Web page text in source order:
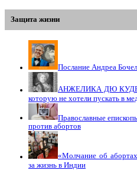
Защита жизни
Послание Андреа
АНЖЕЛИКА ДЮ КУДРЕ
которую не хотели пускать в
Православные
против абортов
«Молчание об
за жизнь в Индии